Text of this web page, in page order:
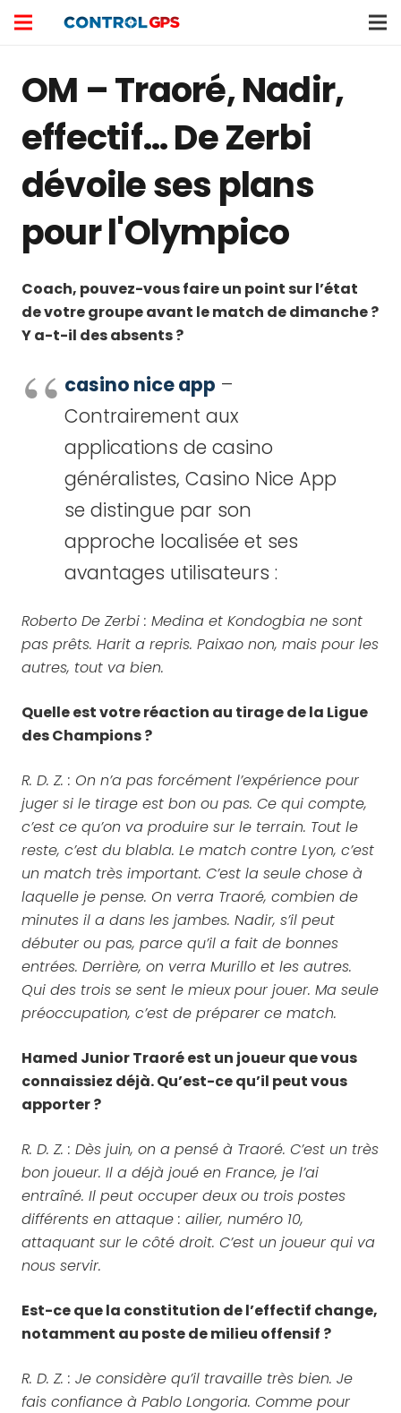
OM – Traoré, Nadir,
effectif… De Zerbi
dévoile ses plans
pour l'Olympico
Coach, pouvez-vous faire un point sur l’état
de votre groupe avant le match de dimanche ?
Y a-t-il des absents ?
casino nice app –
Contrairement aux
applications de casino
généralistes, Casino Nice App
se distingue par son
approche localisée et ses
avantages utilisateurs :
Roberto De Zerbi : Medina et Kondogbia ne sont
pas prêts. Harit a repris. Paixao non, mais pour les
autres, tout va bien.
Quelle est votre réaction au tirage de la Ligue
des Champions ?
R. D. Z. : On n’a pas forcément l’expérience pour
juger si le tirage est bon ou pas. Ce qui compte,
c’est ce qu’on va produire sur le terrain. Tout le
reste, c’est du blabla. Le match contre Lyon, c’est
un match très important. C’est la seule chose à
laquelle je pense. On verra Traoré, combien de
minutes il a dans les jambes. Nadir, s’il peut
débuter ou pas, parce qu’il a fait de bonnes
entrées. Derrière, on verra Murillo et les autres.
Qui des trois se sent le mieux pour jouer. Ma seule
préoccupation, c’est de préparer ce match.
Hamed Junior Traoré est un joueur que vous
connaissiez déjà. Qu’est-ce qu’il peut vous
apporter ?
R. D. Z. : Dès juin, on a pensé à Traoré. C’est un très
bon joueur. Il a déjà joué en France, je l’ai
entraîné. Il peut occuper deux ou trois postes
différents en attaque : ailier, numéro 10,
attaquant sur le côté droit. C’est un joueur qui va
nous servir.
Est-ce que la constitution de l’effectif change,
notamment au poste de milieu offensif ?
R. D. Z. : Je considère qu’il travaille très bien. Je
fais confiance à Pablo Longoria. Comme pour